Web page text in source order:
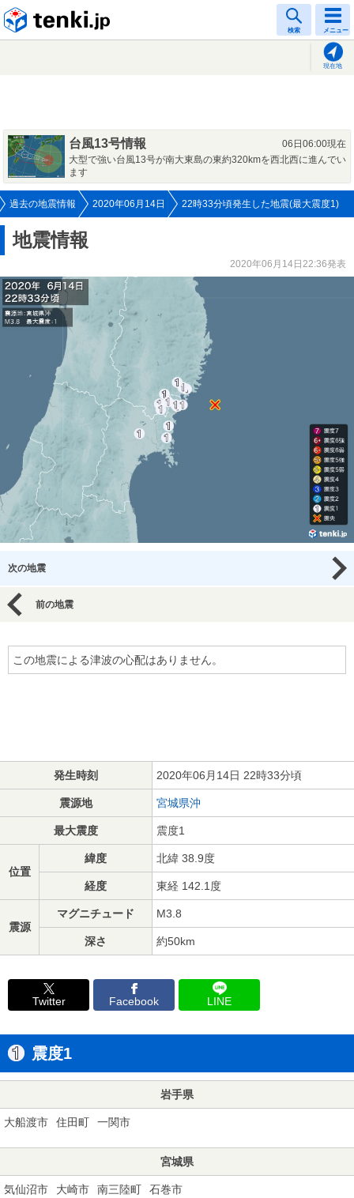
検索 メニュー
現在地
台風13号情報
06日06:00現在
大型で強い台風13号が南大東島の東約320kmを西北西に進んでい
ます
過去の地震情報 2020年06月14日 22時33分頃発生した地震(最大震度1)
地震情報
2020年06月14日22:36発表
次の地震
前の地震
この地震による津波の心配はありません。
発生時刻 2020年06月14日 22時33分頃
震源地 宮城県沖
最大震度 震度1
位置
緯度 北緯 38.9度
経度 東経 142.1度
震源
マグニチュード M3.8
深さ 約50km
Twitter Facebook LINE
震度1
岩手県
大船渡市 住田町 一関市
宮城県
気仙沼市 大崎市 南三陸町 石巻市